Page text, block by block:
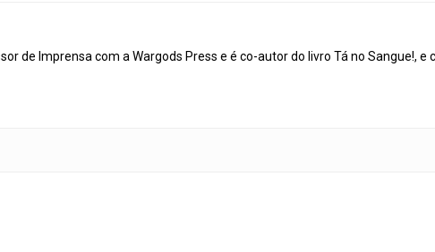
de Imprensa com a Wargods Press e é co-autor do livro Tá no Sangue!, e